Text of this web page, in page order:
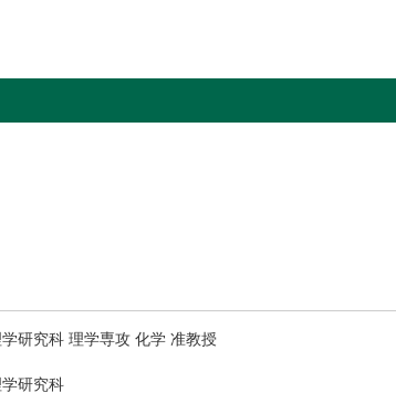
研究科 理学専攻 化学 准教授
研究科